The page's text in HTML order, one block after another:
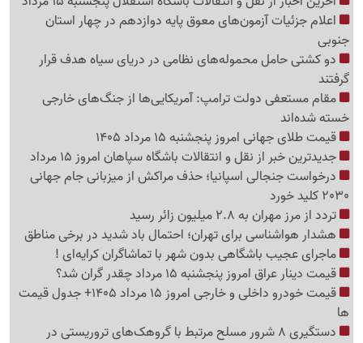
اعلام جزئیات آزمون‌های معوق پایه دوازدهم در چهار استان
جنوبی
دو کشتی حامل محموله‌های نظامی در دریای سیاه هدف قرار
گرفتند
مقام مستعفی دولت ترامپ: آمریکایی‌ها از جنگ‌های خارجی
خسته شده‌اند
قیمت طلای جهانی امروز پنجشنبه 15 مرداد 1405
جدیدترین خبر از نقل و انتقالات باشگاه سپاهان امروز 15 مرداد
درخواست جنجالی اسپانیا؛ حذف مراکش از میزبانی جام جهانی
2030 کلید خورد
تردد از مرز مهران به 2.8 میلیون زائر رسید
هشدار هواشناسی برای تهران؛ احتمال باد شدید در برخی مناطق
ماجرای عجیب باشگاهی بدون شهر با تماشاگران کرایه‌ای !
قیمت دینار عراق امروز پنجشنبه 15 مرداد چقدر گران شد؟
قیمت خودرو داخلی و خارجی امروز 15 مرداد 1405+ جدول قیمت
ها
دستگیری 8 شرور مسلح مرتبط با گروهک‌های تروریستی در